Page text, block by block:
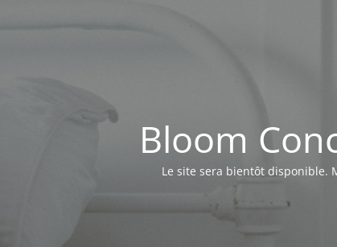
Bloom
Le site sera bientôt disponible.